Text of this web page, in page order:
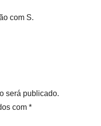
com S.
será publicado.
com *